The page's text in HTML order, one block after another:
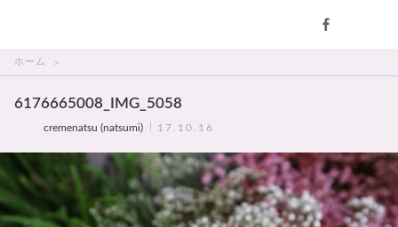
ホーム
6176665008_IMG_5058
cremenatsu (natsumi) 17.10.16